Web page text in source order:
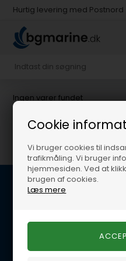
Cookie
Vi bruger cookies til
trafikmåling. Vi bruger
hjemmesiden. Ved at
brugen af cookies.
Læs mere
Hurtig levering med Postnord
Hurtig levering med Postnord
Ingen varer fundet
BG Marine